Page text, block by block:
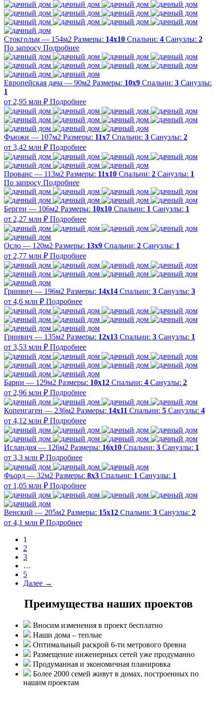
Стокгольм — 154м2 Размеры: 14х10 Спальни: 4 Санузлы: 2
По запросу Подробнее
Европейская дача — 90м2 Размеры: 10х9 Спальни: 3 Санузлы:
1
от 2,95 млн ₽ Подробнее
Фьюжн — 107м2 Размеры: 11х7 Спальни: 3 Санузлы: 2
от 3,42 млн ₽ Подробнее
Прованс — 113м2 Размеры: 11х10 Спальни: 2 Санузлы: 1
По запросу Подробнее
Берген — 106м2 Размеры: 10х10 Спальни: 1 Санузлы: 1
от 2,27 млн ₽ Подробнее
Осло — 120м2 Размеры: 13х9 Спальни: 2 Санузлы: 1
от 2,77 млн ₽ Подробнее
Гринвич — 196м2 Размеры: 14х14 Спальни: 3 Санузлы: 3
от 4,6 млн ₽ Подробнее
Гринвич — 135м2 Размеры: 12х13 Спальни: 3 Санузлы: 1
от 3,53 млн ₽ Подробнее
Барни — 129м2 Размеры: 10х12 Спальни: 4 Санузлы: 2
от 2,96 млн ₽ Подробнее
Копенгаген — 236м2 Размеры: 14х11 Спальни: 5 Санузлы: 4
от 4,12 млн ₽ Подробнее
Исландия — 126м2 Размеры: 16х10 Спальни: 3 Санузлы: 1
от 3,3 млн ₽ Подробнее
Фьорд — 32м2 Размеры: 8х3 Спальни: 1 Санузлы: 1
от 1,05 млн ₽ Подробнее
Венский — 205м2 Размеры: 15х12 Спальни: 3 Санузлы: 2
от 4,1 млн ₽ Подробнее
1
2
3
…
5
Далее →
Преимущества наших проектов
Вносим изменения в проект бесплатно
Наши дома – теплые
Оптимальный раскрой 6-ти метрового бревна
Размещение инженерных сетей уже продуманно
Продуманная и экономичная планировка
Более 2000 семей живут в домах, построенных по
нашим проектам